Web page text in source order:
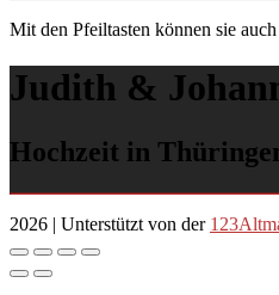
Mit den Pfeiltasten können sie
Judith &
Hochzeit in
2026 | Unterstützt von der